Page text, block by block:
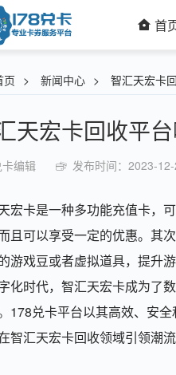
首
页 > 新闻中心 > 智汇天宏卡
天宏卡回收平
编辑 发布时间：2023-
宏卡是一种多功能充值卡，
且可以享受一定的优惠。其
游戏豆或者虚拟道具，提升游
化时代，智汇天宏卡成为了
178兑卡平台以其高效、安
智汇天宏卡回收领域引领潮流